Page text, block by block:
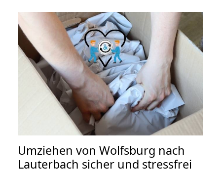
Umziehen von Wolfsburg nach
Lauterbach sicher und stressfrei